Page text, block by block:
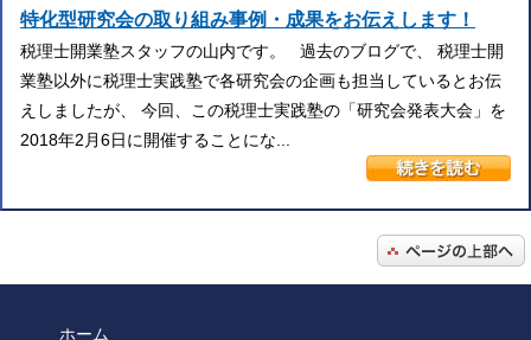
特化型研究会の取り組み事例・成果をお伝えします！
税理士開業塾スタッフの山内です。 過去のブログで、 税理士開
業塾以外に税理士実践塾で各研究会の企画も担当しているとお伝
えしましたが、 今回、この税理士実践塾の「研究会発表大会」を
2018年2月6日に開催することにな...
ホーム